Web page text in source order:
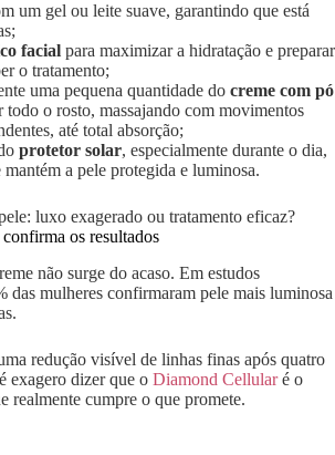
um gel ou leite suave, garantindo que está
facial para maximizar a hidratação e preparar
o tratamento;
uma pequena quantidade do creme com pó
todo o rosto, massajando com movimentos
até total absorção;
protetor solar, especialmente durante o dia,
a pele protegida e luminosa.
os resultados
não surge do acaso. Em estudos
das mulheres confirmaram pele mais luminosa
redução visível de linhas finas após quatro
exagero dizer que o Diamond Cellularé o
realmente cumpre o que promete.